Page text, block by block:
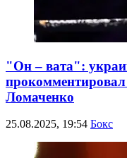
"Он – вата":
Ломаченко
25.08.2025, 19:54 Бокс